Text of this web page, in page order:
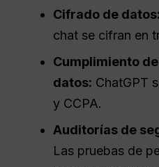
Cifrado de datos:
chat se cifran en
Cumplimiento
datos: ChatGPT
y CCPA.
Auditorías de
Las pruebas de